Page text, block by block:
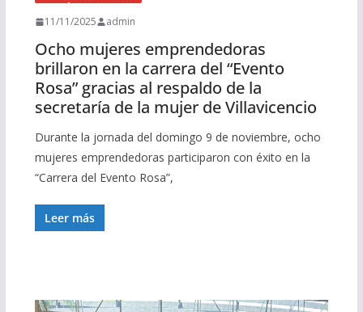
11/11/2025 admin
Ocho mujeres emprendedoras
brillaron en la carrera del “Evento
Rosa” gracias al respaldo de la
secretaría de la mujer de Villavicencio
Durante la jornada del domingo 9 de noviembre, ocho
mujeres emprendedoras participaron con éxito en la
“Carrera del Evento Rosa”,
Leer más